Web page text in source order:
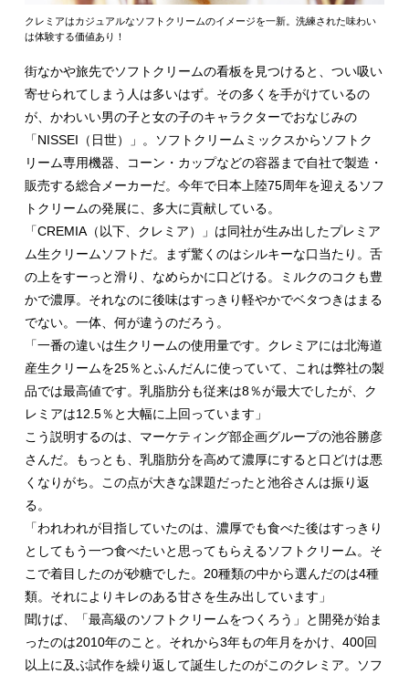
クレミアはカジュアルなソフトクリームのイメージを一新。洗練された味わい
は体験する価値あり！
街なかや旅先でソフトクリームの看板を見つけると、つい吸い
寄せられてしまう人は多いはず。その多くを手がけているの
が、かわいい男の子と女の子のキャラクターでおなじみの
「NISSEI（日世）」。ソフトクリームミックスからソフトク
リーム専用機器、コーン・カップなどの容器まで自社で製造・
販売する総合メーカーだ。今年で日本上陸75周年を迎えるソフ
トクリームの発展に、多大に貢献している。
「CREMIA（以下、クレミア）」は同社が生み出したプレミア
ム生クリームソフトだ。まず驚くのはシルキーな口当たり。舌
の上をすーっと滑り、なめらかに口どける。ミルクのコクも豊
かで濃厚。それなのに後味はすっきり軽やかでベタつきはまる
でない。一体、何が違うのだろう。
「一番の違いは生クリームの使用量です。クレミアには北海道
産生クリームを25％とふんだんに使っていて、これは弊社の製
品では最高値です。乳脂肪分も従来は8％が最大でしたが、ク
レミアは12.5％と大幅に上回っています」
こう説明するのは、マーケティング部企画グループの池谷勝彦
さんだ。もっとも、乳脂肪分を高めて濃厚にすると口どけは悪
くなりがち。この点が大きな課題だったと池谷さんは振り返
る。
「われわれが目指していたのは、濃厚でも食べた後はすっきり
としてもう一つ食べたいと思ってもらえるソフトクリーム。そ
こで着目したのが砂糖でした。20種類の中から選んだのは4種
類。それによりキレのある甘さを生み出しています」
聞けば、「最高級のソフトクリームをつくろう」と開発が始ま
ったのは2010年のこと。それから3年もの年月をかけ、400回
以上に及ぶ試作を繰り返して誕生したのがこのクレミア。ソフ